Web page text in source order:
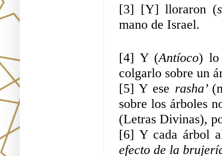
[3] [Y] lloraron (
mano de Israel.
[4] Y (Antíoco) lo
colgarlo sobre un
[5] Y ese rasha’
sobre los árboles
(Letras Divinas),
[6] Y cada árbol
efecto de la